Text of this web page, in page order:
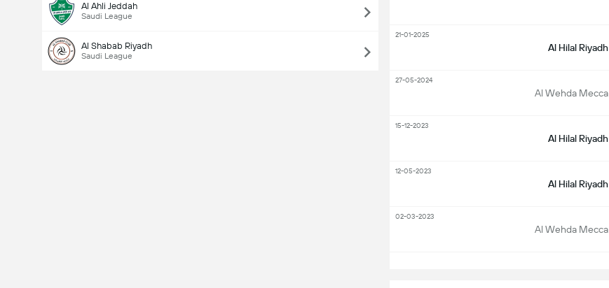
Al Ahli Jeddah
Saudi League
Al Shabab Riyadh
Saudi League
Al Hilal Riyadh
21-01-2025
Al Wehda Mecca
27-05-2024
Al Hilal Riyadh
15-12-2023
Al Hilal Riyadh
12-05-2023
Al Wehda Mecca
02-03-2023